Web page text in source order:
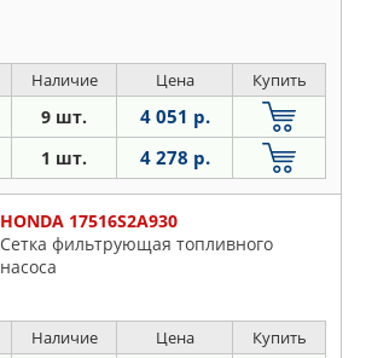
Наличие Цена Купить
9 шт. 4 051 р.
1 шт. 4 278 р.
HONDA 17516S2A930
Сетка фильтрующая топливного
насоса
Наличие Цена Купить